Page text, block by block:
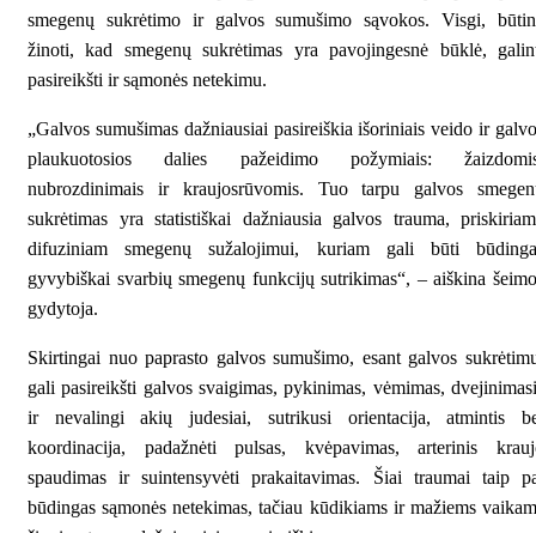
smegenų sukrėtimo ir galvos sumušimo sąvokos. Visgi,
žinoti, kad smegenų sukrėtimas yra pavojingesnė būklė,
pasireikšti ir sąmonės netekimu.
„Galvos sumušimas dažniausiai pasireiškia išoriniais veido ir
plaukuotosios dalies pažeidimo požymiais:
nubrozdinimais ir kraujosrūvomis. Tuo tarpu galvos
sukrėtimas yra statistiškai dažniausia galvos trauma,
difuziniam smegenų sužalojimui, kuriam gali būti
gyvybiškai svarbių smegenų funkcijų sutrikimas“, – aiškina
gydytoja.
Skirtingai nuo paprasto galvos sumušimo, esant galvos
gali pasireikšti galvos svaigimas, pykinimas, vėmimas,
ir nevalingi akių judesiai, sutrikusi orientacija, atmintis
koordinacija, padažnėti pulsas, kvėpavimas, arterinis
spaudimas ir suintensyvėti prakaitavimas. Šiai traumai taip
būdingas sąmonės netekimas, tačiau kūdikiams ir mažiems